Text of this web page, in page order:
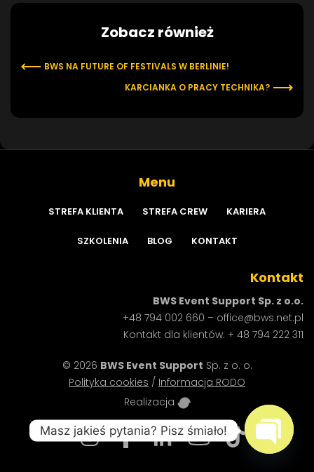
Zobacz również
BWS NA FUTURE OF FESTIVALS W BERLINIE!
KARCIANKA O PRACY TECHNIKA?
Menu
STREFA KLIENTA STREFA CREW KARIERA
SZKOLENIA BLOG KONTAKT
Kontakt
BWS Event Support Sp. z o.o.
+48 794 002 660 – office@bws.net.pl
Kontakt dla klientów: + 48 794 222 311
© 2026 BWS Event Support Sp. z o. o.
Polityka cookies / Informacja RODO
Realizacja
Masz jakieś pytania? Pisz śmiało!